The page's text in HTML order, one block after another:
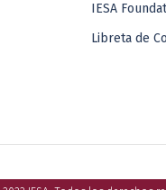
IESA
Libreta de